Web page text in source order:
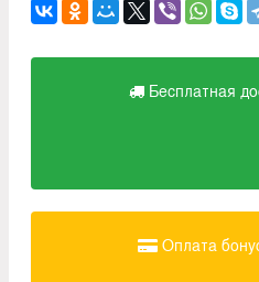
Бесплатная
Оплата